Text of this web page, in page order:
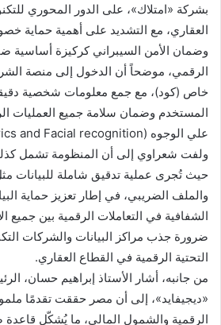
بشركة «امتلاك»، على الدور المحوري
العقاري، مع التشديد على أهمية حماية
وضمان الأمن السيبراني كركيزة أساسية
الرقمي، موضحاً أن الدخول إلى منصة
خاص (كود)، مع جمع معلومات شخصية
المستخدم وضمان سلامة جميع العمليات
علي الوجوه (Biometrics and Facial recognition).
ولفت شعراوي إلى أن المنظومة تشمل
حيث تُجرى عملية تدقيق شاملة للبيانات
والملف الضريبي، في إطار تعزيز حماية
الشفافية في التعاملات الرقمية بين جميع
ضرورة جذب مراكز البيانات والشركات
التحتية الرقمية في القطاع العقاري.
من جانبه، أشار الأستاذ إبراهيم حسان،
«ديجيفايد»، إلى أن مصر حققت تقدمًا
الرقمية والشمول المالي، ما يُشكّل قاعدة